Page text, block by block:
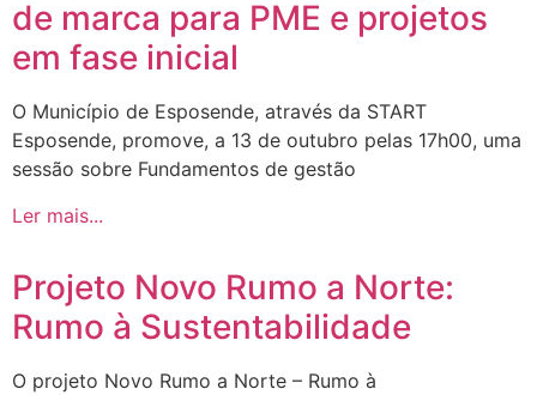
de marca para PME e projetos
em fase inicial
O Município de Esposende, através da START
Esposende, promove, a 13 de outubro pelas 17h00, uma
sessão sobre Fundamentos de gestão
Ler mais...
Projeto Novo Rumo a Norte:
Rumo à Sustentabilidade
O projeto Novo Rumo a Norte – Rumo à